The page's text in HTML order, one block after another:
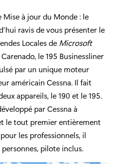
Mise à jour du Monde : le
ravis de vous présenter le
Locales de Microsoft
le 195 Businessliner
par un unique moteur
américain Cessna. Il fait
appareils, le 190 et le 195.
par Cessna à
le tout premier entièrement
les professionnels, il
pilote inclus.